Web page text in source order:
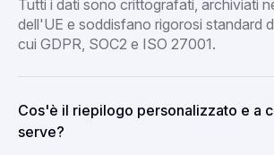
Tutti i dati sono crittografati, archiviati
dell'UE e soddisfano rigorosi standard
cui GDPR, SOC2 e ISO 27001.
Cos'è il riepilogo personalizzato e a
serve?